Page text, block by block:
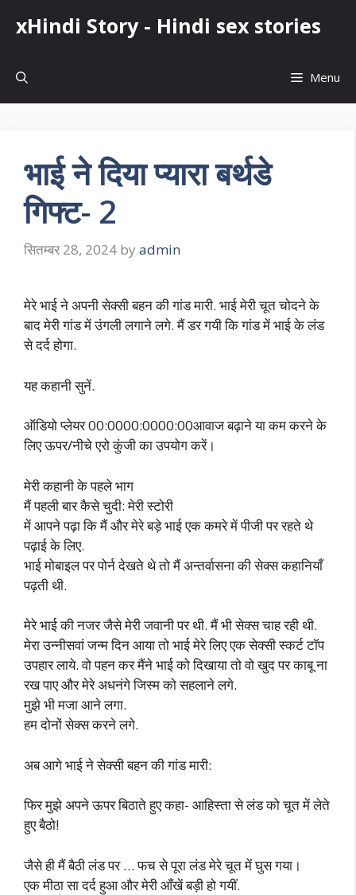
xHindi Story - Hindi sex stories
Menu
भाई ने दिया प्यारा बर्थडे
गिफ्ट- 2
सितम्बर 28, 2024 by admin
मेरे भाई ने अपनी सेक्सी बहन की गांड मारी. भाई मेरी चूत चोदने के
बाद मेरी गांड में उंगली लगाने लगे. मैं डर गयी कि गांड में भाई के लंड
से दर्द होगा.
यह कहानी सुनें.
ऑडियो प्लेयर 00:0000:0000:00आवाज बढ़ाने या कम करने के
लिए ऊपर/नीचे एरो कुंजी का उपयोग करें।
मेरी कहानी के पहले भाग
मैं पहली बार कैसे चुदी: मेरी स्टोरी
में आपने पढ़ा कि मैं और मेरे बड़े भाई एक कमरे में पीजी पर रहते थे
पढ़ाई के लिए.
भाई मोबाइल पर पोर्न देखते थे तो मैं अन्तर्वासना की सेक्स कहानियाँ
पढ़ती थी.
मेरे भाई की नजर जैसे मेरी जवानी पर थी. मैं भी सेक्स चाह रही थी.
मेरा उन्नीसवां जन्म दिन आया तो भाई मेरे लिए एक सेक्सी स्कर्ट टॉप
उपहार लाये. वो पहन कर मैंने भाई को दिखाया तो वो खुद पर काबू ना
रख पाए और मेरे अधनंगे जिस्म को सहलाने लगे.
मुझे भी मजा आने लगा.
हम दोनों सेक्स करने लगे.
अब आगे भाई ने सेक्सी बहन की गांड मारी:
फिर मुझे अपने ऊपर बिठाते हुए कहा- आहिस्ता से लंड को चूत में लेते
हुए बैठो!
जैसे ही मैं बैठी लंड पर … फच से पूरा लंड मेरे चूत में घुस गया।
एक मीठा सा दर्द हुआ और मेरी आँखें बड़ी हो गयीं.